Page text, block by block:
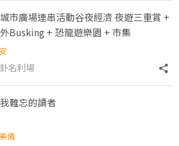
市廣場連串活動谷夜經濟 夜遊三重賞 +
Busking + 恐龍遊樂園 + 市集
名利場
難忘的讀者
儀